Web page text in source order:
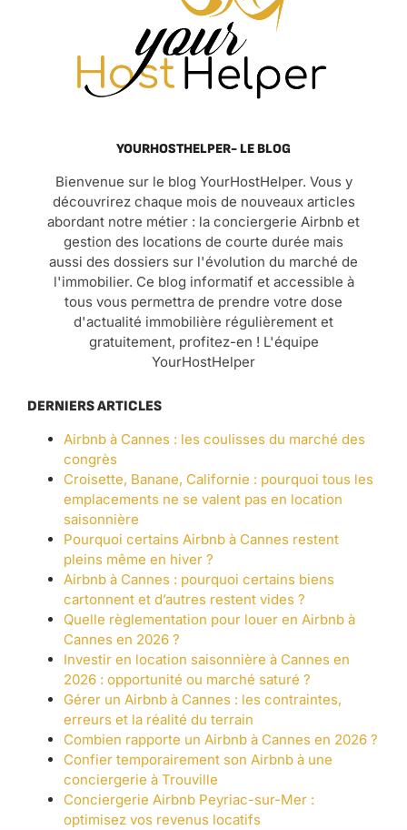
YOURHOSTHELPER- LE BLOG
Bienvenue sur le blog YourHostHelper. Vous y
découvrirez chaque mois de nouveaux articles
abordant notre métier : la conciergerie Airbnb et
gestion des locations de courte durée mais
aussi des dossiers sur l'évolution du marché de
l'immobilier. Ce blog informatif et accessible à
tous vous permettra de prendre votre dose
d'actualité immobilière régulièrement et
gratuitement, profitez-en ! L'équipe
YourHostHelper
DERNIERS ARTICLES
Airbnb à Cannes : les coulisses du marché des
congrès
Croisette, Banane, Californie : pourquoi tous les
emplacements ne se valent pas en location
saisonnière
Pourquoi certains Airbnb à Cannes restent
pleins même en hiver ?
Airbnb à Cannes : pourquoi certains biens
cartonnent et d’autres restent vides ?
Quelle règlementation pour louer en Airbnb à
Cannes en 2026 ?
Investir en location saisonnière à Cannes en
2026 : opportunité ou marché saturé ?
Gérer un Airbnb à Cannes : les contraintes,
erreurs et la réalité du terrain
Combien rapporte un Airbnb à Cannes en 2026 ?
Confier temporairement son Airbnb à une
conciergerie à Trouville
Conciergerie Airbnb Peyriac-sur-Mer :
optimisez vos revenus locatifs